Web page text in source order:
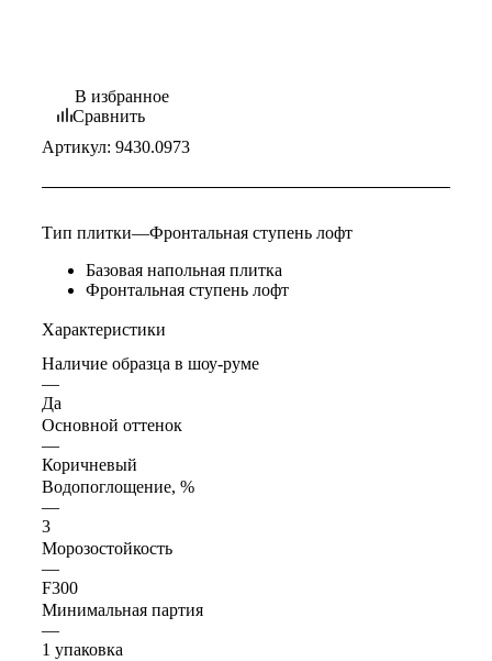
В избранное
Сравнить
Артикул: 9430.0973
Тип плитки—Фронтальная ступень лофт
Базовая напольная плитка
Фронтальная ступень лофт
Характеристики
Наличие образца в шоу-руме
—
Да
Основной оттенок
—
Коричневый
Водопоглощение, %
—
3
Морозостойкость
—
F300
Минимальная партия
—
1 упаковка